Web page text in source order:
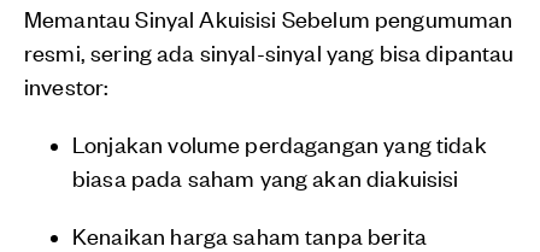
Memantau Sinyal Akuisisi Sebelum pengumuman
resmi, sering ada sinyal-sinyal yang bisa dipantau
investor:
Lonjakan volume perdagangan yang tidak
biasa pada saham yang akan diakuisisi
Kenaikan harga saham tanpa berita